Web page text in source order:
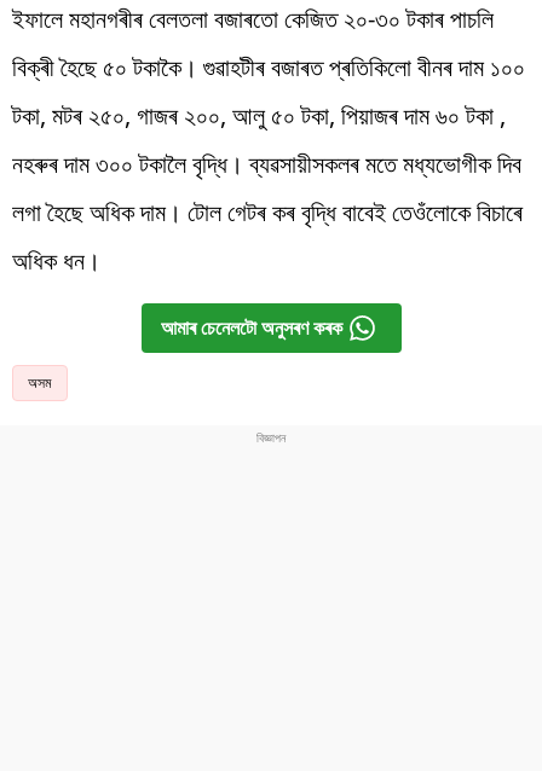
ইফালে মহানগৰীৰ বেলতলা বজাৰতো কেজিত ২০-৩০ টকাৰ পাচলি
বিক্ৰী হৈছে ৫০ টকাকৈ। গুৱাহটীৰ বজাৰত প্ৰতিকিলো বীনৰ দাম ১০০
টকা, মটৰ ২৫০, গাজৰ ২০০, আলু ৫০ টকা, পিয়াজৰ দাম ৬০ টকা ,
নহৰুৰ দাম ৩০০ টকালৈ বৃদ্ধি। ব্যৱসায়ীসকলৰ মতে মধ্যভোগীক দিব
লগা হৈছে অধিক দাম। টোল গেটৰ কৰ বৃদ্ধি বাবেই তেওঁলোকে বিচাৰে
অধিক ধন।
আমাৰ চেনেলটো অনুসৰণ কৰক
অসম